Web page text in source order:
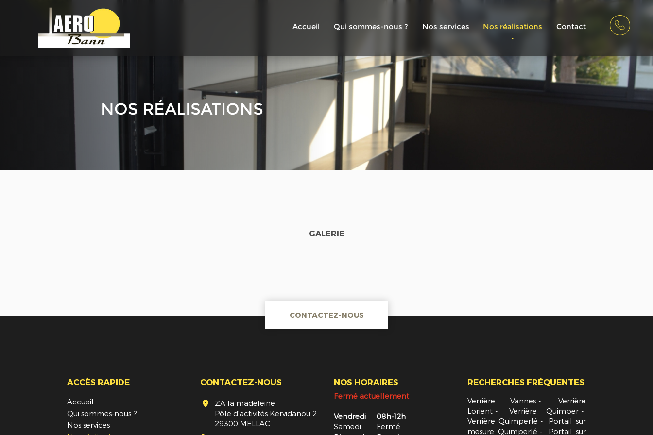
Accueil Qui sommes-nous ? Nos services Nos réalisations Contact
NOS RÉALISATIONS
GALERIE
CONTACTEZ-NOUS
ACCÈS RAPIDE
Accueil
Qui sommes-nous ?
Nos services
CONTACTEZ-NOUS
ZA la madeleine
Pôle d'activités Kervidanou 2
29300 MELLAC
NOS HORAIRES
Fermé actuellement
Vendredi
08h-12h
Samedi
Fermé
RECHERCHES FRÉQUENTES
Verrière Vannes
Verrière
Lorient
Verrière Quimper
Verrière Quimperlé
Portail sur
mesure Quimperlé
Portail sur